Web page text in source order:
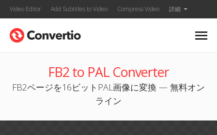
Video Editor Add Subtitles to Video Compress Video 詳細
FB2 to PAL Converter
FB2ページを16ビットPAL画像に変換 — 無料オン
ライン